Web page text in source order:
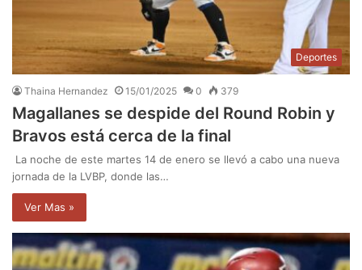
Deportes
Thaina Hernandez 15/01/2025 0 379
Magallanes se despide del Round Robin y
Bravos está cerca de la final
La noche de este martes 14 de enero se llevó a cabo una nueva
jornada de la LVBP, donde las…
Ver Mas »